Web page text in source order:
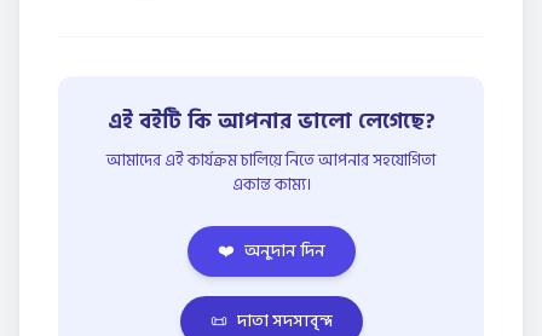
এই বইটি কি আপনার ভালো লেগেছে?
আমাদের এই কার্যক্রম চালিয়ে নিতে আপনার সহযোগিতা
একান্ত কাম্য।
❤️ অনুদান দিন
📜 দাতা সদস্যবৃন্দ